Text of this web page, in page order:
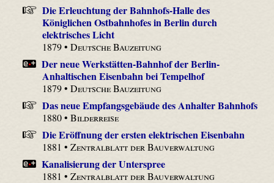
Die Erleuchtung der Bahnhofs-Halle des
Königlichen Ostbahnhofes in Berlin durch
elektrisches Licht
1879 •Deutsche Bauzeitung
Der neue Werkstätten-Bahnhof der Berlin-
Anhaltischen Eisenbahn bei Tempelhof
1879 •Deutsche Bauzeitung
Das neue Empfangsgebäude des Anhalter Bahnhofs
1880 •Bilderreise
Die Eröffnung der ersten elektrischen Eisenbahn
1881 •Zentralblatt der Bauverwaltung
Kanalisierung der Unterspree
1881 •Zentralblatt der Bauverwaltung